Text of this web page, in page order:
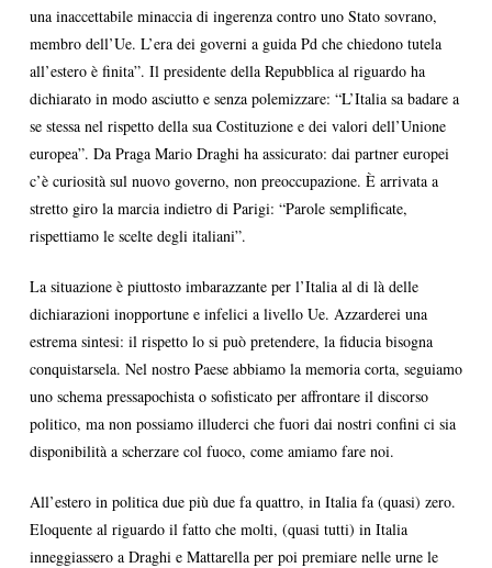
una inaccettabile minaccia di ingerenza contro uno Stato sovrano,
membro dell’Ue. L’era dei governi a guida Pd che chiedono tutela
all’estero è finita”. Il presidente della Repubblica al riguardo ha
dichiarato in modo asciutto e senza polemizzare: “L’Italia sa badare a
se stessa nel rispetto della sua Costituzione e dei valori dell’Unione
europea”. Da Praga Mario Draghi ha assicurato: dai partner europei
c’è curiosità sul nuovo governo, non preoccupazione. È arrivata a
stretto giro la marcia indietro di Parigi: “Parole semplificate,
rispettiamo le scelte degli italiani”.
La situazione è piuttosto imbarazzante per l’Italia al di là delle
dichiarazioni inopportune e infelici a livello Ue. Azzarderei una
estrema sintesi: il rispetto lo si può pretendere, la fiducia bisogna
conquistarsela. Nel nostro Paese abbiamo la memoria corta, seguiamo
uno schema pressapochista o sofisticato per affrontare il discorso
politico, ma non possiamo illuderci che fuori dai nostri confini ci sia
disponibilità a scherzare col fuoco, come amiamo fare noi.
All’estero in politica due più due fa quattro, in Italia fa (quasi) zero.
Eloquente al riguardo il fatto che molti, (quasi tutti) in Italia
inneggiassero a Draghi e Mattarella per poi premiare nelle urne le